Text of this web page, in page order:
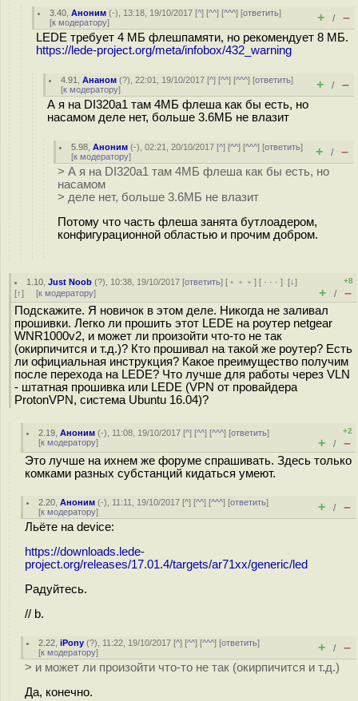
3.40 ,Аноним (-), 13:18, 19/10/2017 [^] [^^] [^^^] [ответить]
[к модератору] + / –
LEDE требует 4 МБ флешпамяти, но рекомендует 8 МБ.
https://lede-project.org/meta/infobox/432_warning
4.91 ,Ананом (?), 22:01, 19/10/2017 [^] [^^] [^^^] [ответить]
[к модератору] + / –
А я на DI320a1 там 4МБ флеша как бы есть, но
насамом деле нет, больше 3.6МБ не влазит
5.98 ,Аноним (-), 02:21, 20/10/2017 [^] [^^] [^^^] [ответить]
[к модератору] + / –
> А я на DI320a1 там 4МБ флеша как бы есть, но
насамом
> деле нет, больше 3.6МБ не влазит
Потому что часть флеша занята бутлоадером,
конфигурационной областью и прочим добром.
1.10 ,Just Noob (?), 10:38, 19/10/2017 [ответить] [ ﹢﹢﹢] [ · · ·][↓]
[↑] [к модератору]
+8
+ / –
Подскажите. Я новичок в этом деле. Никогда не заливал
прошивки. Легко ли прошить этот LEDE на роутер netgear
WNR1000v2, и может ли произойти что-то не так
(окирпичится и т.д.)? Кто прошивал на такой же роутер? Есть
ли официальная инструкция? Какое преимущество получим
после перехода на LEDE? Что лучше для работы через VLN
- штатная прошивка или LEDE (VPN от провайдера
ProtonVPN, система Ubuntu 16.04)?
2.19 ,Аноним (-), 11:08, 19/10/2017 [^] [^^] [^^^] [ответить]
[к модератору]
+2
+ / –
Это лучше на ихнем же форуме спрашивать. Здесь только
комками разных субстанций кидаться умеют.
2.20 ,Аноним (-), 11:11, 19/10/2017 [^] [^^] [^^^] [ответить]
[к модератору] + / –
Льёте на device:
https://downloads.lede-
project.org/releases/17.01.4/targets/ar71xx/generic/led
Радуйтесь.
// b.
2.22 ,iPony (?), 11:22, 19/10/2017 [^] [^^] [^^^] [ответить]
[к модератору] + / –
> и может ли произойти что-то не так (окирпичится и т.д.)
Да, конечно.